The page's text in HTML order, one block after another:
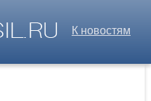
К новостям